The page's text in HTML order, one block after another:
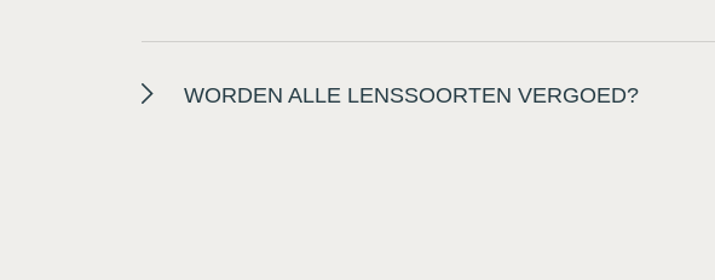
WORDEN ALLE LENSSOORTEN VERGOED?